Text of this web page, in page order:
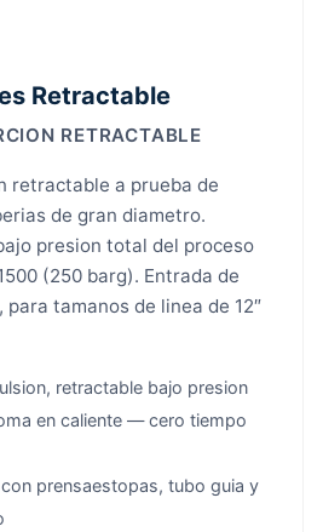
Retractable
RETRACTABLE
retractable a prueba de
de gran diametro.
presion total del proceso
(250 barg). Entrada de
para tamanos de linea de 12″
retractable bajo presion
en caliente — cero tiempo
prensaestopas, tubo guia y